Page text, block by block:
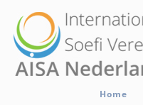
Home